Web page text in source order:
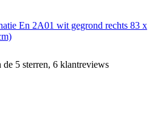
En 2A01 wit gegrond rechts 83 x
5 sterren, 6 klantreviews